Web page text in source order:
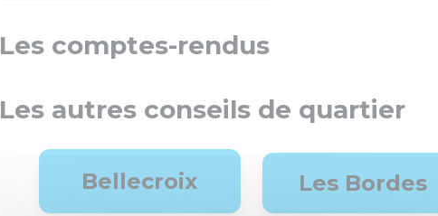
Les comptes-rendus
Les autres conseils de quartier
Bellecroix Les Bordes